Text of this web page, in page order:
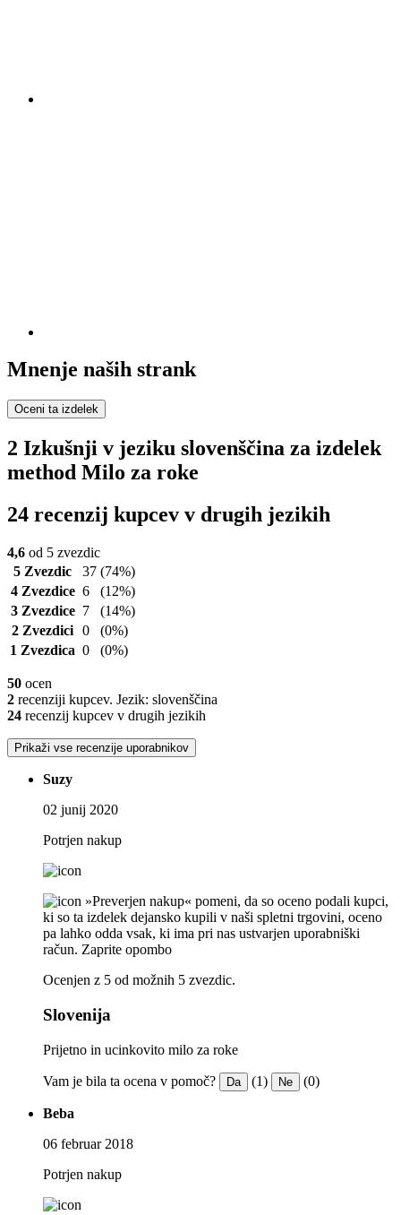
Mnenje naših strank
Oceni ta izdelek
2 Izkušnji v jeziku slovenščina za izdelek
method Milo za roke
24 recenzij kupcev v drugih jezikih
4,6 od 5 zvezdic
5 Zvezdic
37 (74%)
4 Zvezdice 6
(12%)
3 Zvezdice 7
(14%)
2 Zvezdici 0
(0%)
1 Zvezdica 0 (0%)
50 ocen
2 recenziji kupcev. Jezik: slovenščina
24 recenzij kupcev v drugih jezikih
Prikaži vse recenzije uporabnikov
Suzy
02 junij 2020
Potrjen nakup
»Preverjen nakup« pomeni, da so oceno podali kupci,
ki so ta izdelek dejansko kupili v naši spletni trgovini, oceno
pa lahko odda vsak, ki ima pri nas ustvarjen uporabniški
račun. Zaprite opombo
Ocenjen z 5 od možnih 5 zvezdic.
Slovenija
Prijetno in ucinkovito milo za roke
Vam je bila ta ocena v pomoč? Da (1) Ne (0)
Beba
06 februar 2018
Potrjen nakup